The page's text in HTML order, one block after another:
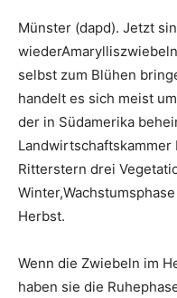
Münster (dapd). Jetzt
selbst zum Blühen
handelt es sich meist
der in Südamerika
Ritterstern drei
Herbst.
Wenn die Zwiebeln im
haben sie die